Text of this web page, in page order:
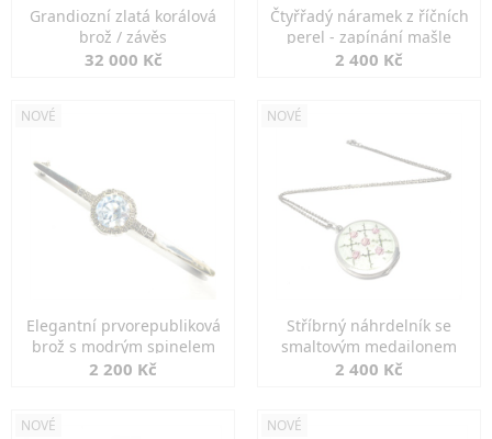
Grandiozní zlatá korálová
brož / závěs
32 000 Kč
Čtyřřadý náramek z říčních
perel - zapínání mašle
2 400 Kč
NOVÉ
Elegantní prvorepubliková
brož s modrým spinelem
2 200 Kč
NOVÉ
Stříbrný náhrdelník se
smaltovým medailonem
2 400 Kč
NOVÉ NOVÉ